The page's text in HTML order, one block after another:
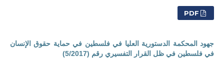
PDF
جهود المحكمة الدستورية العليا في فلسطين في حماية حقوق الإنسان
في فلسطين في ظل القرار التفسيري رقم (5/2017)